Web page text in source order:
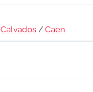
Calvados / Caen